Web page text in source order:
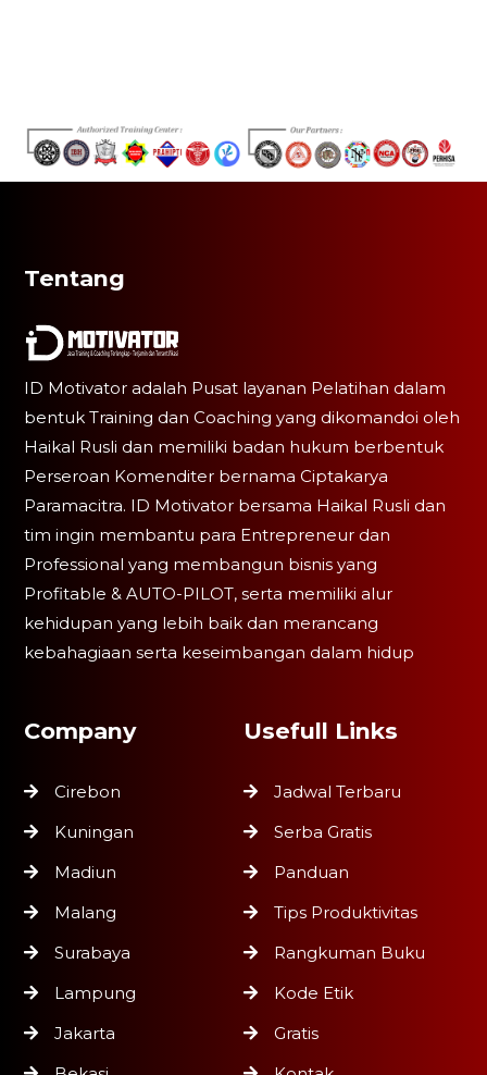
Tentang
ID Motivator adalah Pusat layanan Pelatihan dalam
bentuk Training dan Coaching yang dikomandoi oleh
Haikal Rusli dan memiliki badan hukum berbentuk
Perseroan Komenditer bernama Ciptakarya
Paramacitra. ID Motivator bersama Haikal Rusli dan
tim ingin membantu para Entrepreneur dan
Professional yang membangun bisnis yang
Profitable & AUTO-PILOT, serta memiliki alur
kehidupan yang lebih baik dan merancang
kebahagiaan serta keseimbangan dalam hidup
Company
Cirebon
Kuningan
Madiun
Malang
Surabaya
Lampung
Jakarta
Usefull Links
Jadwal Terbaru
Serba Gratis
Panduan
Tips Produktivitas
Rangkuman Buku
Kode Etik
Gratis